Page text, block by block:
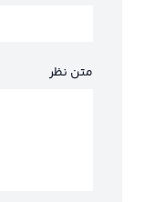
متن نظر